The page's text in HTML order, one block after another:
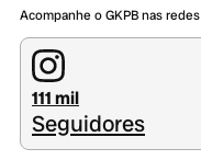
Acompanhe o GKPB nas
111 mil
Seguidores